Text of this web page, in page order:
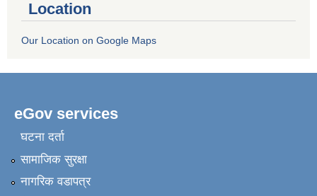
Location
Our Location on Google Maps
eGov services
घटना दर्ता
सामाजिक सुरक्षा
नागरिक वडापत्र